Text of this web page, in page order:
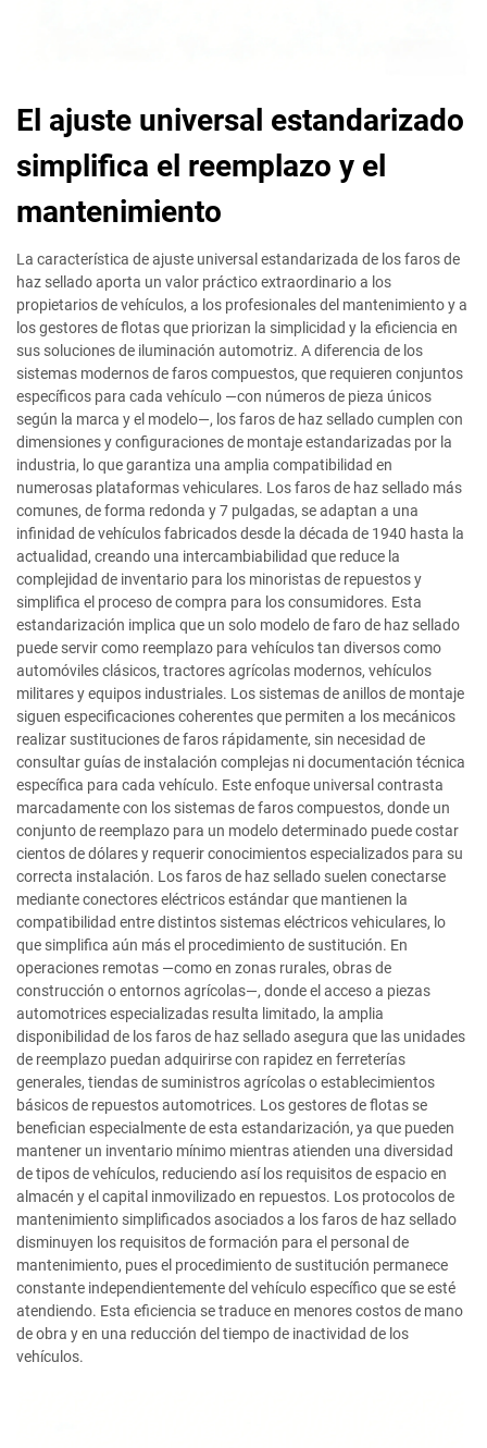
El ajuste universal estandarizado
simplifica el reemplazo y el
mantenimiento
La característica de ajuste universal estandarizada de los faros de
haz sellado aporta un valor práctico extraordinario a los
propietarios de vehículos, a los profesionales del mantenimiento y a
los gestores de flotas que priorizan la simplicidad y la eficiencia en
sus soluciones de iluminación automotriz. A diferencia de los
sistemas modernos de faros compuestos, que requieren conjuntos
específicos para cada vehículo —con números de pieza únicos
según la marca y el modelo—, los faros de haz sellado cumplen con
dimensiones y configuraciones de montaje estandarizadas por la
industria, lo que garantiza una amplia compatibilidad en
numerosas plataformas vehiculares. Los faros de haz sellado más
comunes, de forma redonda y 7 pulgadas, se adaptan a una
infinidad de vehículos fabricados desde la década de 1940 hasta la
actualidad, creando una intercambiabilidad que reduce la
complejidad de inventario para los minoristas de repuestos y
simplifica el proceso de compra para los consumidores. Esta
estandarización implica que un solo modelo de faro de haz sellado
puede servir como reemplazo para vehículos tan diversos como
automóviles clásicos, tractores agrícolas modernos, vehículos
militares y equipos industriales. Los sistemas de anillos de montaje
siguen especificaciones coherentes que permiten a los mecánicos
realizar sustituciones de faros rápidamente, sin necesidad de
consultar guías de instalación complejas ni documentación técnica
específica para cada vehículo. Este enfoque universal contrasta
marcadamente con los sistemas de faros compuestos, donde un
conjunto de reemplazo para un modelo determinado puede costar
cientos de dólares y requerir conocimientos especializados para su
correcta instalación. Los faros de haz sellado suelen conectarse
mediante conectores eléctricos estándar que mantienen la
compatibilidad entre distintos sistemas eléctricos vehiculares, lo
que simplifica aún más el procedimiento de sustitución. En
operaciones remotas —como en zonas rurales, obras de
construcción o entornos agrícolas—, donde el acceso a piezas
automotrices especializadas resulta limitado, la amplia
disponibilidad de los faros de haz sellado asegura que las unidades
de reemplazo puedan adquirirse con rapidez en ferreterías
generales, tiendas de suministros agrícolas o establecimientos
básicos de repuestos automotrices. Los gestores de flotas se
benefician especialmente de esta estandarización, ya que pueden
mantener un inventario mínimo mientras atienden una diversidad
de tipos de vehículos, reduciendo así los requisitos de espacio en
almacén y el capital inmovilizado en repuestos. Los protocolos de
mantenimiento simplificados asociados a los faros de haz sellado
disminuyen los requisitos de formación para el personal de
mantenimiento, pues el procedimiento de sustitución permanece
constante independientemente del vehículo específico que se esté
atendiendo. Esta eficiencia se traduce en menores costos de mano
de obra y en una reducción del tiempo de inactividad de los
vehículos.